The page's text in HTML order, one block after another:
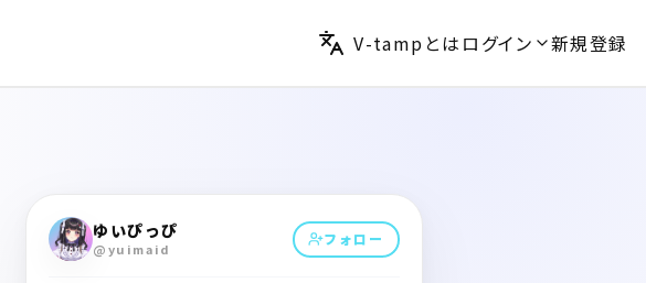
V-tampとは ログイン 新規登録
ゆいぴっぴ
@yuimaid
フォロー